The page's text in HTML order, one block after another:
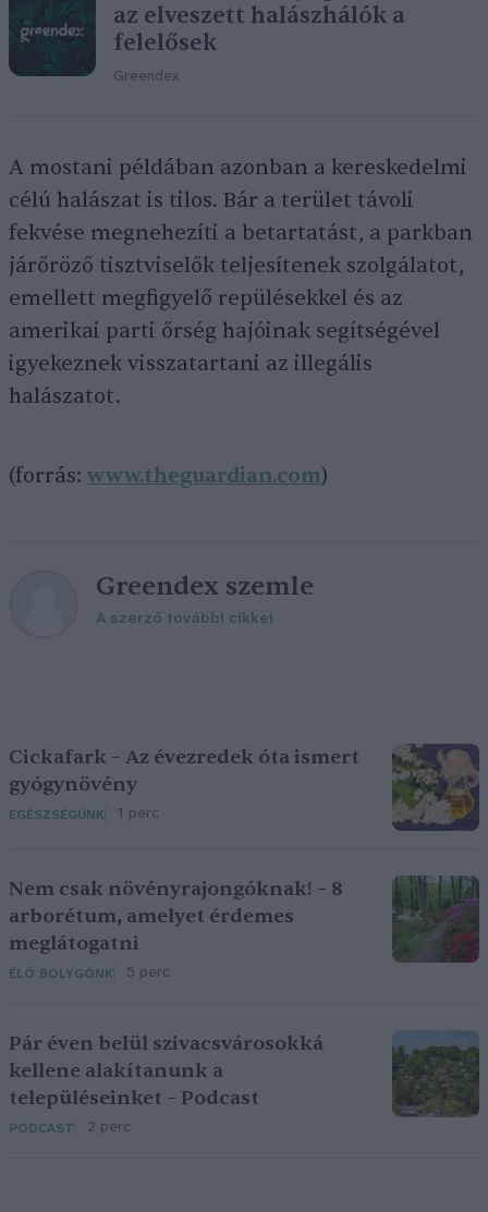
az elveszett halászhálók a
felelősek
Greendex
A mostani példában azonban a kereskedelmi
célú halászat is tilos. Bár a terület távoli
fekvése megnehezíti a betartatást, a parkban
járőröző tisztviselők teljesítenek szolgálatot,
emellett megfigyelő repülésekkel és az
amerikai parti őrség hajóinak segítségével
igyekeznek visszatartani az illegális
halászatot.
(forrás: www.theguardian.com)
Greendex szemle
A szerző további cikkei
Cickafark – Az évezredek óta ismert
gyógynövény
EGÉSZSÉGÜNK 1 perc
Nem csak növényrajongóknak! – 8
arborétum, amelyet érdemes
meglátogatni
ÉLŐ BOLYGÓNK 5 perc
Pár éven belül szivacsvárosokká
kellene alakítanunk a
településeinket – Podcast
PODCAST 2 perc